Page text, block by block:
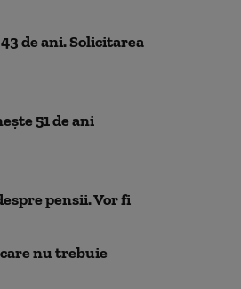
de ani. Solicitarea
51 de ani
pensii. Vor fi
nu trebuie